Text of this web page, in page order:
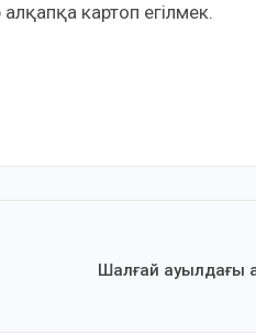
картоп егілмек.
Шалғай ауылдағы